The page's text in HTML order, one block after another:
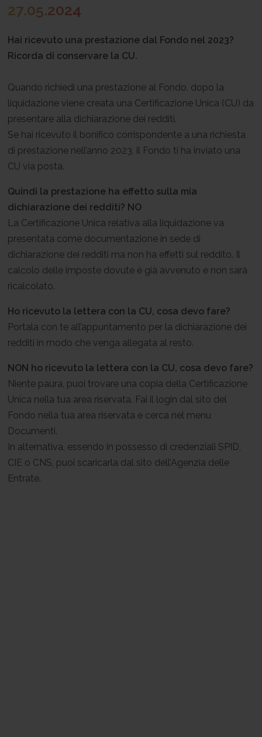
27.05.2024
Hai ricevuto una prestazione dal Fondo nel 2023?
Ricorda di conservare la CU.
Quando richiedi una prestazione al Fondo, dopo la
liquidazione viene creata una Certificazione Unica (CU) da
presentare alla dichiarazione dei redditi.
Se hai ricevuto il bonifico corrispondente a una richiesta
di prestazione nell’anno 2023, il Fondo ti ha inviato una
CU via posta.
Quindi la prestazione ha effetto sulla mia
dichiarazione dei redditi? NO
La Certificazione Unica relativa alla liquidazione va
presentata come documentazione in sede di
dichiarazione dei redditi ma non ha effetti sul reddito. Il
calcolo delle imposte dovute è già avvenuto e non sarà
ricalcolato.
Ho ricevuto la lettera con la CU, cosa devo fare?
Portala con te all’appuntamento per la dichiarazione dei
redditi in modo che venga allegata al resto.
NON ho ricevuto la lettera con la CU, cosa devo fare?
Niente paura, puoi trovare una copia della Certificazione
Unica nella tua area riservata. Fai il login dal sito del
Fondo nella tua area riservata e cerca nel menu
Documenti.
In alternativa, essendo in possesso di credenziali SPID,
CIE o CNS, puoi scaricarla dal sito dell’Agenzia delle
Entrate.